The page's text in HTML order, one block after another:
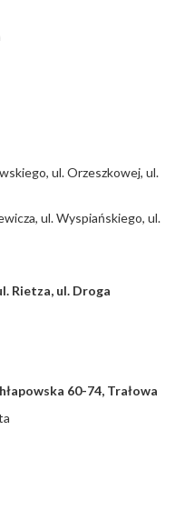
ul. Orzeszkowej, ul.
ul. Wyspiańskiego, ul.
Rietza, ul. Droga
60-74, Trałowa